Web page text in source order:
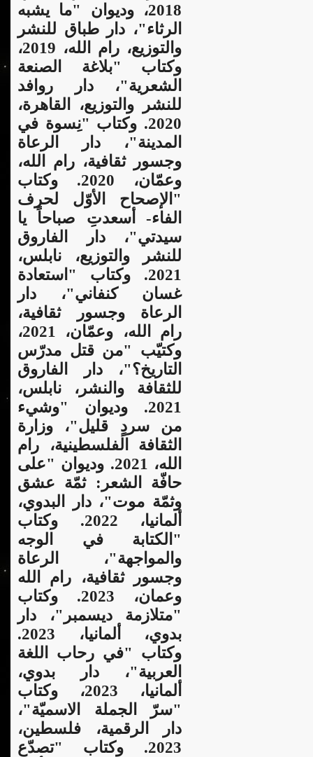
2018، وديوان "ما يشبه
الرثاء"، دار طباق للنشر
والتوزيع، رام الله، 2019،
وكتاب "بلاغة الصنعة
الشعرية"، دار روافد
للنشر والتوزيع، القاهرة،
2020. وكتاب "نِسوة في
المدينة"، دار الرعاة
وجسور ثقافية، رام الله،
وعمّان، 2020. وكتاب
"الإصحاح الأوّل لحرف
الفاء- أسعدتِ صباحاً يا
سيدتي"، دار الفاروق
للنشر والتوزيع، نابلس،
2021. وكتاب "استعادة
غسان كنفاني"، دار
الرعاة وجسور ثقافية،
رام الله، وعمّان، 2021،
وكتيّب "من قتل مدرّس
التاريخ؟"،دار الفاروق
للثقافة والنشر، نابلس،
2021. وديوان "وشيء
من سردٍ قليل"، وزارة
الثقافة الفلسطينية، رام
الله، 2021. وديوان "على
حافّة الشعر: ثمّة عشق
وثمّة موت"، دار البدوي،
ألمانيا، 2022. وكتاب
"الكتابة في الوجه
والمواجهة"، الرعاة
وجسور ثقافية، رام الله
وعمان، 2023. و
كتاب
"متلازمة ديسمبر"، دار
بدوي، ألمانيا، 2023.
وكتاب "في رحاب اللغة
العربية"، دار بدوي،
ألمانيا، 2023، وكتاب
"سرّ الجملة الاسميّة"،
دار الرقمية، فلسطين،
2023. وكتاب "تصدّع